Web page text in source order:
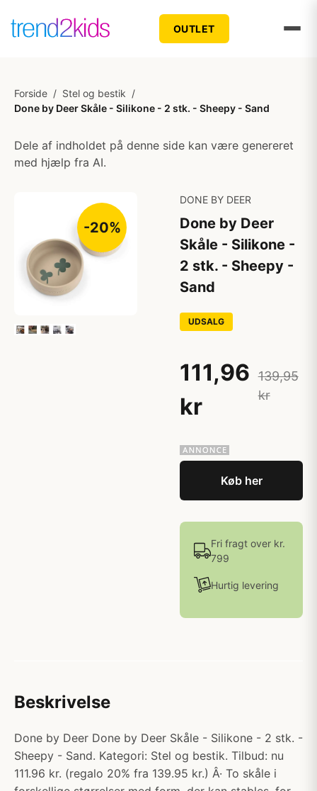
OUTLET
Forside / Stel og bestik /
Done by Deer Skåle - Silikone - 2 stk. - Sheepy - Sand
Dele af indholdet på denne side kan være genereret
med hjælp fra AI.
-20%
DONE BY DEER
Done by Deer
Skåle - Silikone -
2 stk. - Sheepy -
Sand
UDSALG
111,96
kr
139,95
kr
Køb her
Fri fragt over kr.
799
Hurtig levering
Beskrivelse
Done by Deer Done by Deer Skåle - Silikone - 2 stk. -
Sheepy - Sand. Kategori: Stel og bestik. Tilbud: nu
111.96 kr. (regalo 20% fra 139.95 kr.) Â· To skåle i